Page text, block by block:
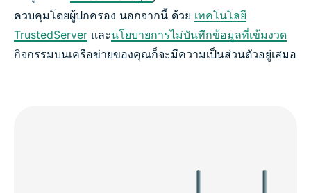
ควบคุมโดยผู้ปกครอง นอกจากนี้ ด้วย เทคโนโลยี
TrustedServer และนโยบายการไม่บันทึกข้อมูลที่เข้มงวด
กิจกรรมบนเครือข่ายของคุณก็จะมีความเป็นส่วนตัวอยู่เสมอ